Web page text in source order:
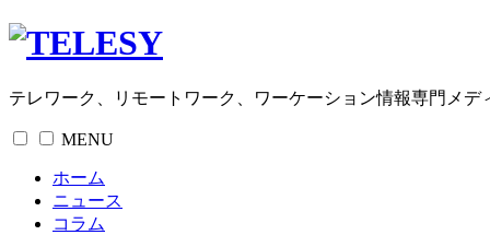
テレワーク、リモートワーク、ワーケーション情報専門メデ
MENU
ホーム
ニュース
コラム